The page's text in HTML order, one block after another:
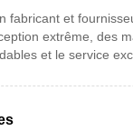
fabricant et
extrême, des
et le service